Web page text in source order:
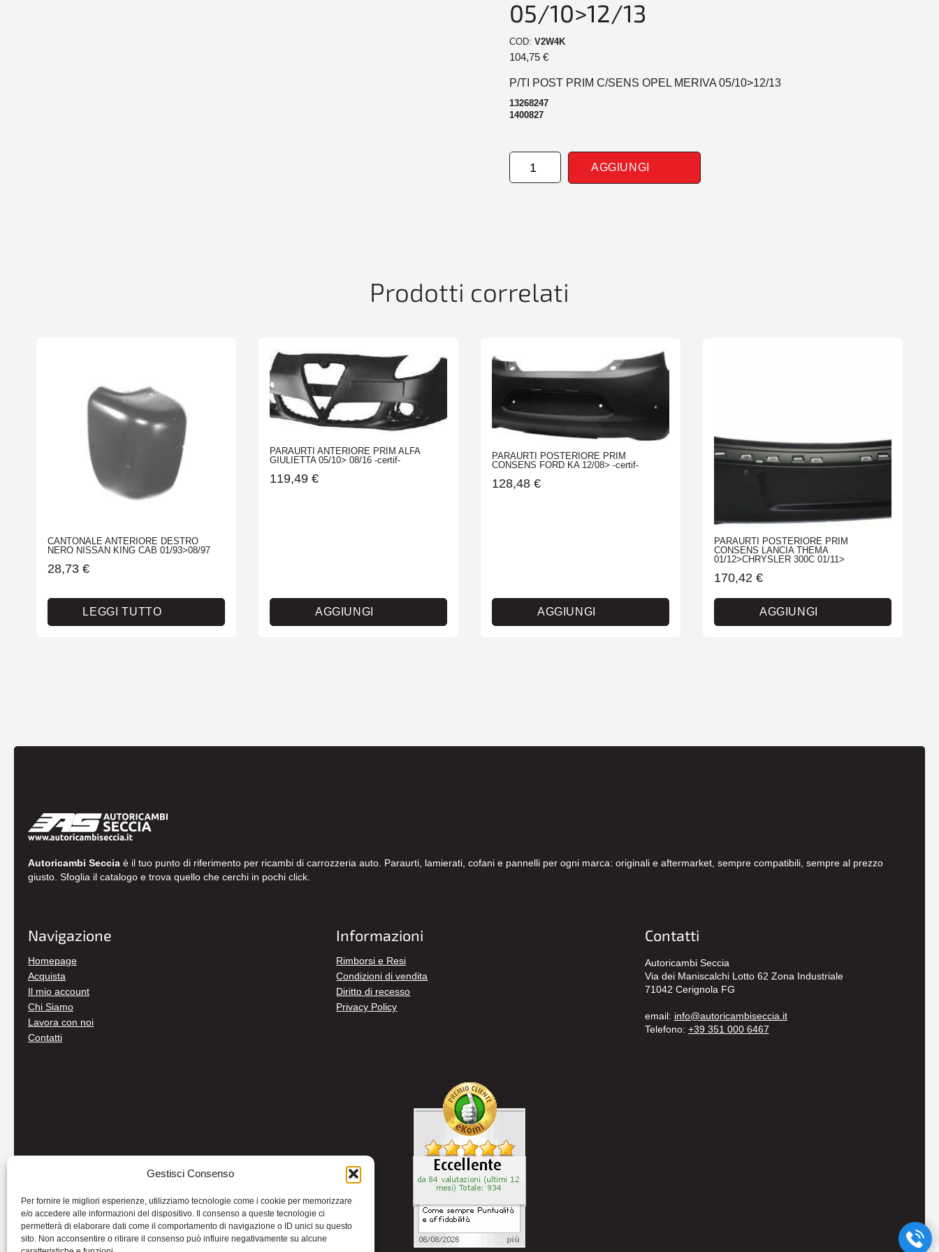
Gestisci Consenso
Per fornire le migliori esperienze, utilizziamo tecnologie come i cookie per memorizzare
e/o accedere alle informazioni del dispositivo. Il consenso a queste tecnologie ci
permetterà di elaborare dati come il comportamento di navigazione o ID unici su questo
sito. Non acconsentire o ritirare il consenso può influire negativamente su alcune
05/10>12/13
COD: V2W4K
104,75 €
P/TI POST PRIM C/SENS OPEL MERIVA 05/10>12/13
13268247
1400827
PARAURTI
POSTERIORE
AGGIUNGI
Prodotti correlati
CANTONALE ANTERIORE DESTRO
NERO NISSAN KING CAB 01/93>08/97
28,73 €
LEGGI TUTTO
PARAURTI ANTERIORE PRIM ALFA
GIULIETTA 05/10> 08/16 -certif-
119,49 €
AGGIUNGI
PARAURTI POSTERIORE PRIM
CONSENS FORD KA 12/08> -certif-
128,48 €
AGGIUNGI
PARAURTI POSTERIORE PRIM
CONSENS LANCIA THEMA
01/12>CHRYSLER 300C 01/11>
170,42 €
AGGIUNGI
Autoricambi Seccia è il tuo punto di riferimento per ricambi di carrozzeria auto. Paraurti, lamierati, cofani e pannelli per ogni marca: originali e aftermarket, sempre compatibili, sempre al prezzo
giusto. Sfoglia il catalogo e trova quello che cerchi in pochi click.
Navigazione
Homepage
Acquista
Il mio account
Chi Siamo
Lavora con noi
Contatti
Informazioni
Rimborsi e Resi
Condizioni di vendita
Diritto di recesso
Privacy Policy
Contatti
Autoricambi Seccia
Via dei Maniscalchi Lotto 62 Zona Industriale
71042 Cerignola FG
email: info@autoricambiseccia.it
Telefono: +39 351 000 6467